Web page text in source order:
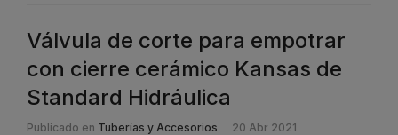
Válvula de corte para empotrar
con cierre cerámico Kansas de
Standard Hidráulica
Publicado en Tuberías y Accesorios 20 Abr 2021